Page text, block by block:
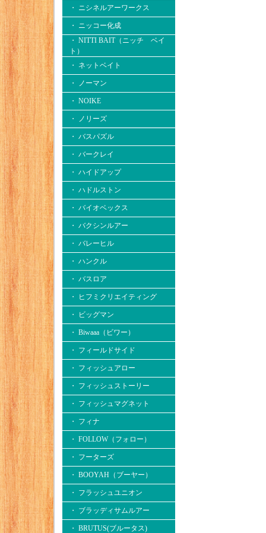
・ ニシネルアーワークス
・ ニッコー化成
・ NITTI BAIT（ニッチ ベイ
ト）
・ ネットベイト
・ ノーマン
・ NOIKE
・ ノリーズ
・ バスパズル
・ バークレイ
・ ハイドアップ
・ ハドルストン
・ バイオベックス
・ バクシンルアー
・ バレーヒル
・ ハンクル
・ バスロア
・ ヒフミクリエイティング
・ ビッグマン
・ Biwaaa（ビワー）
・ フィールドサイド
・ フィッシュアロー
・ フィッシュストーリー
・ フィッシュマグネット
・ フィナ
・ FOLLOW（フォロー）
・ フーターズ
・ BOOYAH（ブーヤー）
・ フラッシュユニオン
・ ブラッディサムルアー
・ BRUTUS(ブルータス)